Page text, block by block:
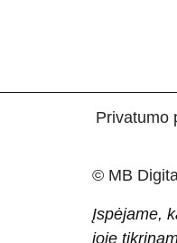
Privatumo
© MB
Įspėjame,
joje